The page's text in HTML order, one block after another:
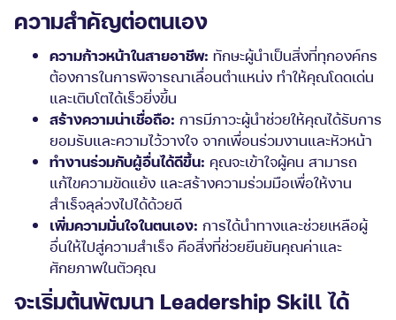
ความสำคัญต่อตนเอง
ความก้าวหน้าในสายอาชีพ: ทักษะผู้นำเป็นสิ่งที่ทุกองค์กร
ต้องการในการพิจารณาเลื่อนตำแหน่ง ทำให้คุณโดดเด่น
และเติบโตได้เร็วยิ่งขึ้น
สร้างความน่าเชื่อถือ: การมีภาวะผู้นำช่วยให้คุณได้รับการ
ยอมรับและความไว้วางใจ จากเพื่อนร่วมงานและหัวหน้า
ทำงานร่วมกับผู้อื่นได้ดีขึ้น: คุณจะเข้าใจผู้คน สามารถ
แก้ไขความขัดแย้ง และสร้างความร่วมมือเพื่อให้งาน
สำเร็จลุล่วงไปได้ด้วยดี
เพิ่มความมั่นใจในตนเอง: การได้นำทางและช่วยเหลือผู้
อื่นให้ไปสู่ความสำเร็จ คือสิ่งที่ช่วยยืนยันคุณค่าและ
ศักยภาพในตัวคุณ
จะเริ่มต้นพัฒนา Leadership Skill ได้